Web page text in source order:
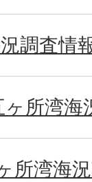
調査情
所湾海
所湾海